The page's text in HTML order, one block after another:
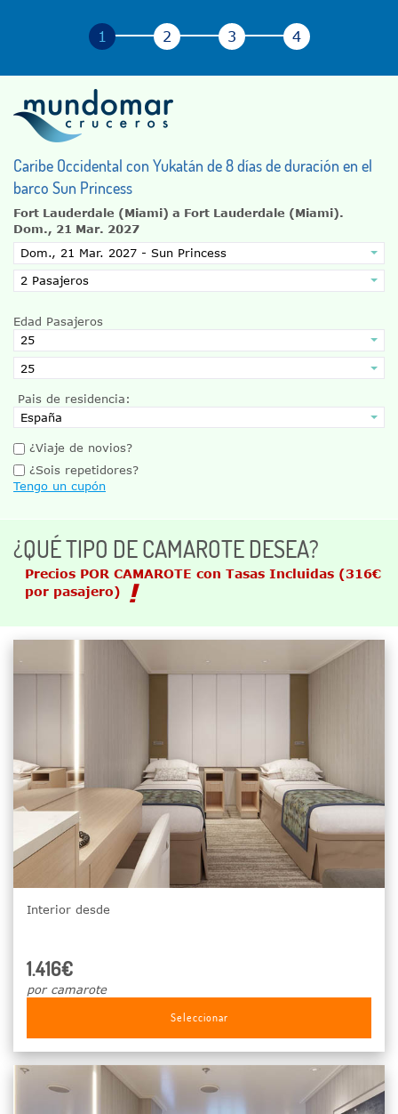
Caribe Occidental con Yukatán de 8 días de duración en el
barco Sun Princess
Fort Lauderdale (Miami) a Fort Lauderdale (Miami).
Dom., 21 Mar. 2027
Edad Pasajeros
Pais de residencia:
¿Viaje de novios?
¿Sois repetidores?
Tengo un cupón
¿QUÉ TIPO DE CAMAROTE DESEA?
Precios POR CAMAROTE con Tasas Incluidas (316€
por pasajero)
Interior desde
1.416€
por camarote
Seleccionar